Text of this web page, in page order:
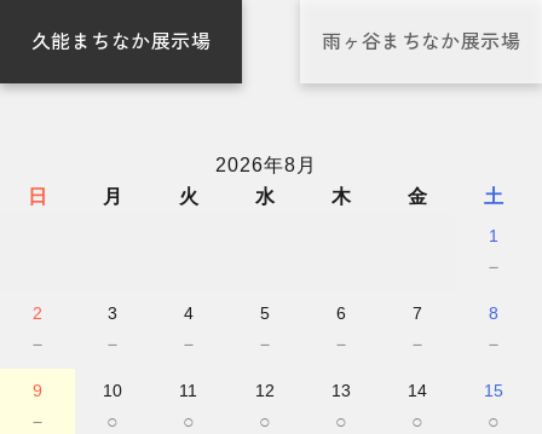
久能まちなか展示場 雨ヶ谷まちなか展示場
2026年8月
日
月 火 水 木 金 土
1
－
2
－
3
－
4
－
5
－
6
－
7
－
8
－
9
－
10
○
11
○
12
○
13
○
14
○
15
○